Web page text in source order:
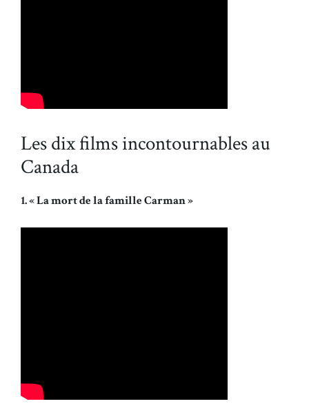
Les dix films incontournables au
Canada
1. « La mort de la famille Carman »